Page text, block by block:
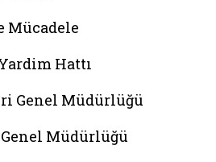
Mücadele
Hattı
Genel Müdürlüğü
Müdürlüğü